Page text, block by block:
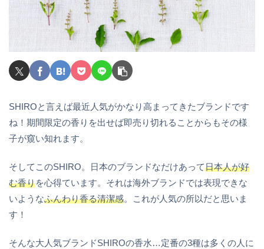
SHIROと言えば最近人気がかなり高まってきたブランドです
ね！期間限定の香りを出せば即売り切れることからもその様
子が窺い知れます。
そしてこのSHIRO。日本のブランドなだけあって日本人が好
む香りを心得ています。それは海外ブランドでは表現できな
いようなふんわり香る清潔感。これが人気の所以だと思いま
す！
そんな大人気ブランドSHIROの香水…定番の3種は多くの人に